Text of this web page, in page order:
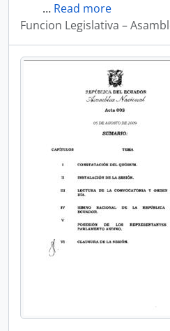
… Read more
Funcion Legislativa –